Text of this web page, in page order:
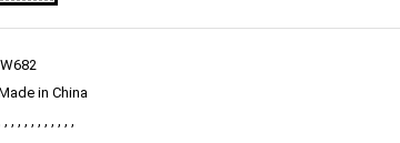
W682
in China
, , , , , , , , , , ,